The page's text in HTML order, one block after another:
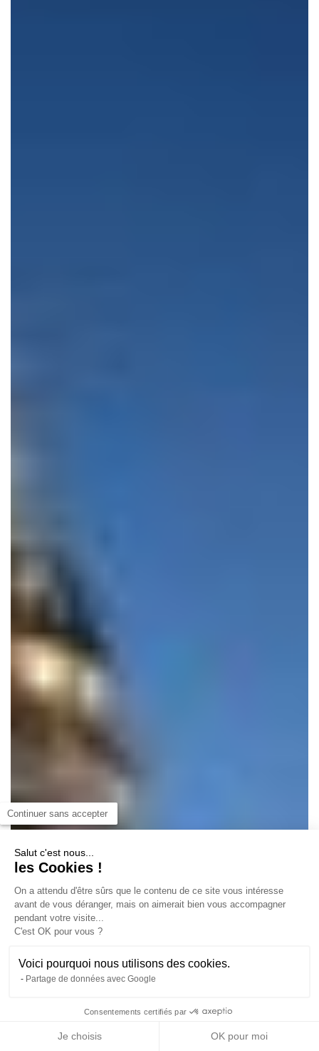
Continuer sans accepter
Salut c'est nous...
les Cookies !
On a attendu d'être sûrs que le contenu de ce site vous intéresse
avant de vous déranger, mais on aimerait bien vous accompagner
pendant votre visite...
C'est OK pour vous ?
Voici pourquoi nous utilisons des cookies.
Partage de données avec Google
Consentements certifiés par
Je choisis OK pour moi